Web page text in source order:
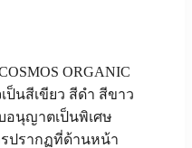
ORGANIC
ป็นสีเขียว สีดำ สีขาว
อนุญาตเป็นพิเศษ
รปรากฏที่ด้านหน้า